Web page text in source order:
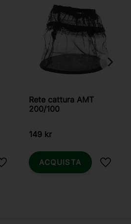
Aggiungi ai preferiti
Rete cattura AMT
200/100
149kr
ACQUISTA